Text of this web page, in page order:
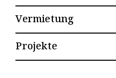
E-Parkplätze
Dokumente
Vermietung
Projekte